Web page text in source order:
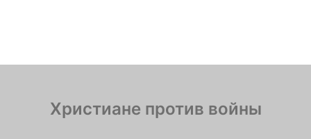
Христиане против войны